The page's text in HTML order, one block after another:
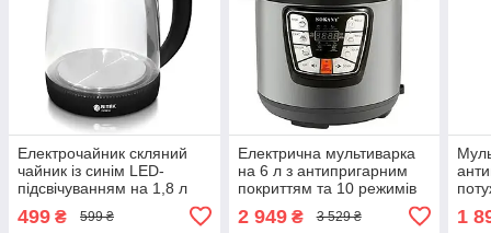
Електрочайник скляний
чайник із синім LED-
підсвічуванням на 1,8 л
потужністю 2400 Вт
499 ₴ 599 ₴
Електрична мультиварка
на 6 л з антипригарним
покриттям та 10 режимів
1000 Вт Sokany SK-2401
2 949₴ 3 529 ₴ 1